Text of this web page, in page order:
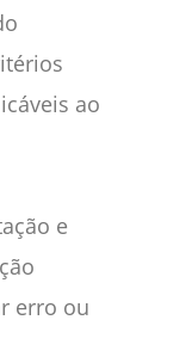
ao
e
erro ou